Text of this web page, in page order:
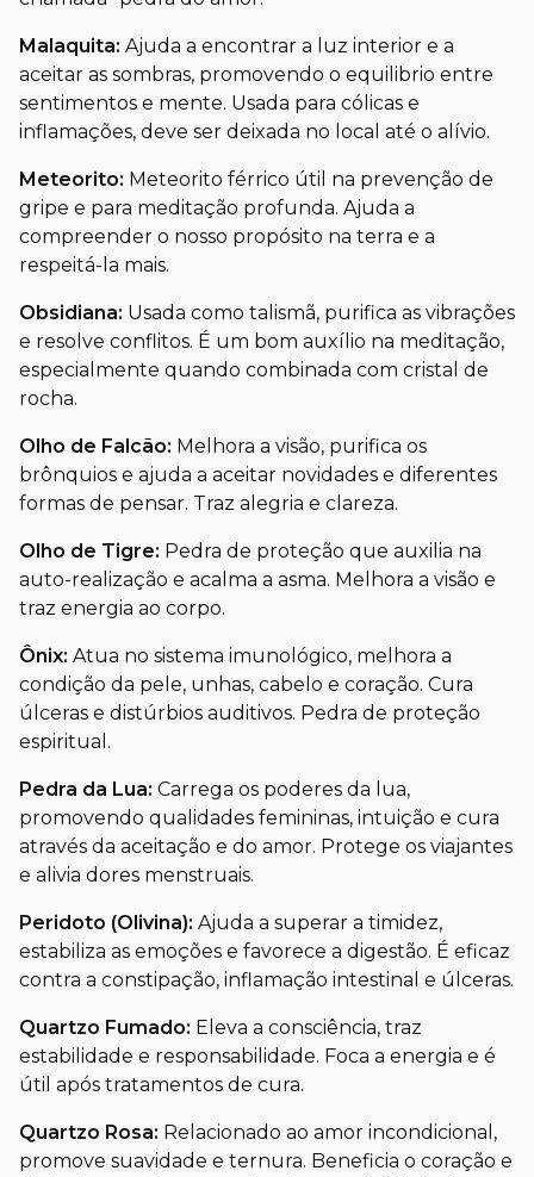
Malaquita: Ajuda a encontrar a luz interior e a
aceitar as sombras, promovendo o equilibrio entre
sentimentos e mente. Usada para cólicas e
inflamações, deve ser deixada no local até o alívio.
Meteorito: Meteorito férrico útil na prevenção de
gripe e para meditação profunda. Ajuda a
compreender o nosso propósito na terra e a
respeitá-la mais.
Obsidiana: Usada como talismã, purifica as vibrações
e resolve conflitos. É um bom auxílio na meditação,
especialmente quando combinada com cristal de
rocha.
Olho de Falcão: Melhora a visão, purifica os
brônquios e ajuda a aceitar novidades e diferentes
formas de pensar. Traz alegria e clareza.
Olho de Tigre: Pedra de proteção que auxilia na
auto-realização e acalma a asma. Melhora a visão e
traz energia ao corpo.
Ônix: Atua no sistema imunológico, melhora a
condição da pele, unhas, cabelo e coração. Cura
úlceras e distúrbios auditivos. Pedra de proteção
espiritual.
Pedra da Lua: Carrega os poderes da lua,
promovendo qualidades femininas, intuição e cura
através da aceitação e do amor. Protege os viajantes
e alivia dores menstruais.
Peridoto (Olivina): Ajuda a superar a timidez,
estabiliza as emoções e favorece a digestão. É eficaz
contra a constipação, inflamação intestinal e úlceras.
Quartzo Fumado: Eleva a consciência, traz
estabilidade e responsabilidade. Foca a energia e é
útil após tratamentos de cura.
Quartzo Rosa: Relacionado ao amor incondicional,
promove suavidade e ternura. Beneficia o coração e